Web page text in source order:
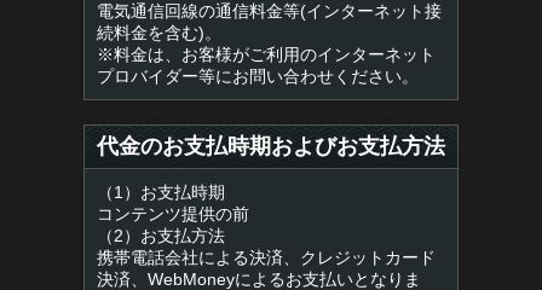
電気通信回線の通信料金等(インターネット接
続料金を含む)。
※料金は、お客様がご利用のインターネット
プロバイダー等にお問い合わせください。
代金のお支払時期およびお支払方法
（1）お支払時期
コンテンツ提供の前
（2）お支払方法
携帯電話会社による決済、クレジットカード
決済、WebMoneyによるお支払いとなりま